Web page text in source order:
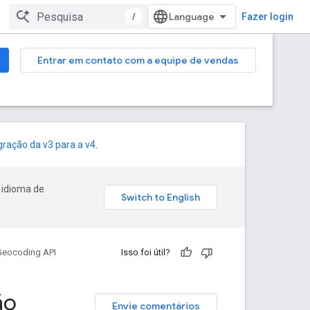
/ Fazer login
Entrar em contato com a equipe de vendas
da v3 para a v4
de
API Isso foi útil?
Envie comentários